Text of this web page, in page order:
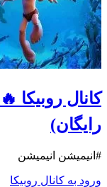
کانال روبیکا
رایگان)
#انیمیشن انیمیشن
ورود به کانال روبیکا